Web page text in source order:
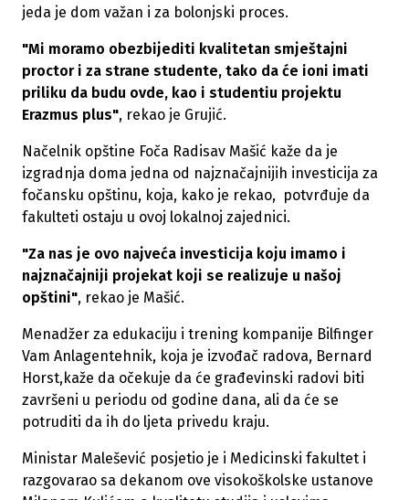
jeda je dom važan i za bolonjski proces.
"Mi moramo obezbijediti kvalitetan smještajni
proctor i za strane studente, tako da će ioni imati
priliku da budu ovde, kao i studentiu projektu
Erazmus plus", rekao je Grujić.
Načelnik opštine Foča Radisav Mašić kaže da je
izgradnja doma jedna od najznačajnijih investicija za
fočansku opštinu, koja, kako je rekao, potvrđuje da
fakulteti ostaju u ovoj lokalnoj zajednici.
"Za nas je ovo najveća investicija koju imamo i
najznačajniji projekat koji se realizuje u našoj
opštini", rekao je Mašić.
Menadžer za edukaciju i trening kompanije Bilfinger
Vam Anlagentehnik, koja je izvođač radova, Bernard
Horst,kaže da očekuje da će građevinski radovi biti
završeni u periodu od godine dana, ali da će se
potruditi da ih do ljeta privedu kraju.
Ministar Malešević posjetio je i Medicinski fakultet i
razgovarao sa dekanom ove visokoškolske ustanove